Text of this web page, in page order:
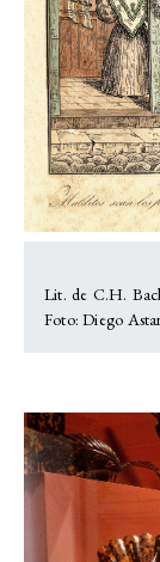
Lit. de C.H.
Foto: Diego